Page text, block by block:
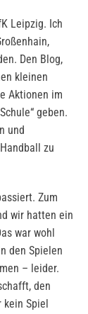
Leipzig. Ich
Den Blog,
kleinen
Aktionen im
geben.
und
zu
Zum
wir hatten ein
war wohl
den Spielen
– leider.
den
Spiel